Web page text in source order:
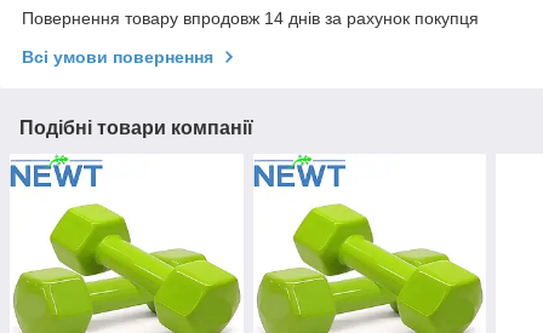
Повернення товару впродовж 14 днів за рахунок покупця
Всі умови повернення
Подібні товари компанії